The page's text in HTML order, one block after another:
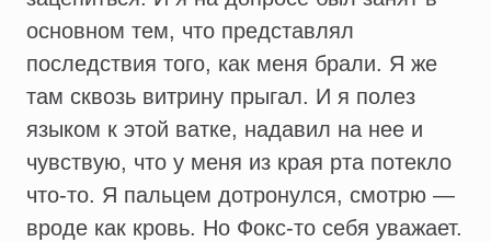
основном тем, что представлял
последствия того, как меня брали. Я же
там сквозь витрину прыгал. И я полез
языком к этой ватке, надавил на нее и
чувствую, что у меня из края рта потекло
что-то. Я пальцем дотронулся, смотрю —
вроде как кровь. Но Фокс-то себя уважает.